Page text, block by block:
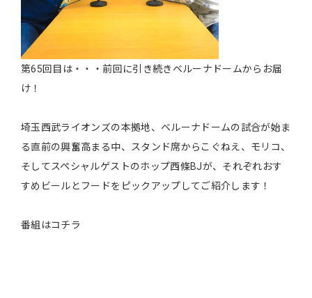
第65回目は・・・前回に引き続きベルーナドームからお届
け！
埼玉西武ライオンズの本拠地、ベルーナドームの試合が始ま
る直前の興奮高まる中、スタンド席からこぐねえ、モリコ、
そしてスペシャルゲストのホップ西條BJが、それぞれおす
すめビールとフードをピックアップしてご紹介します！
番組はコチラ